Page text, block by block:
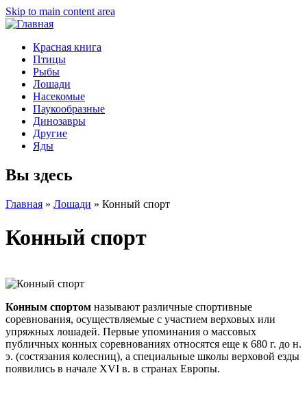
Skip to main content area
Красная книга
Птицы
Рыбы
Лошади
Насекомые
Паукообразные
Динозавры
Другие
Яды
Вы здесь
Главная » Лошади » Конный спорт
Конный спорт
Конным спортом называют различные спортивные
соревнования, осуществляемые с участием верховых или
упряжных лошадей. Первые упоминания о массовых
публичных конных соревнованиях относятся еще к 680 г. до н.
э. (состязания колесниц), а специальные школы верховой езды
появились в начале XVI в. в странах Европы.